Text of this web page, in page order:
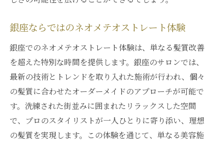
トの力
髪に活気を与えるネオメテオストレートの
施術
新たな息吹を感じるネオメテオストレート
体験
髪に再生の息吹をもたらすネオメテオスト
レート
ネオメテオストレートで髪をよみがえらせ
銀座ならではのネオメテオストレート体験
銀座でのネオメテオストレート体験は、単なる髪質改善
を超えた特別な時間を提供します。銀座のサロンでは、
最新の技術とトレンドを取り入れた施術が行われ、個々
の髪質に合わせたオーダーメイドのアプローチが可能で
す。洗練された街並みに囲まれたリラックスした空間
で、プロのスタイリストが一人ひとりに寄り添い、理想
の髪質を実現します。この体験を通じて、単なる美容施